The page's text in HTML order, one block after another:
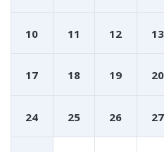
10 11 12 13
17 18 19 20
24 25 26 27